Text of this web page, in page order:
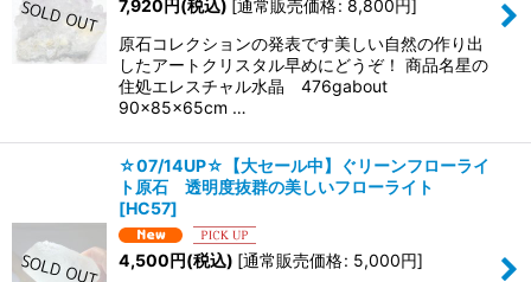
7,920 円(税込) [通常販売価格: 8,800円]
原石コレクションの発表です美しい自然の作り出
したアートクリスタル早めにどうぞ！ 商品名星の
住処エレスチャル水晶 476gabout
90×85×65cm …
☆07/14UP☆【大セール中】ぐリーンフローライ
ト原石 透明度抜群の美しいフローライト
[HC57]
4,500円(税込) [通常販売価格: 5,000円]